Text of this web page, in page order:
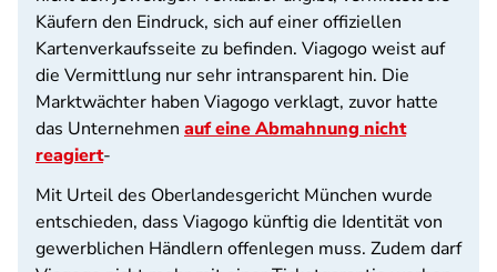
Käufern den Eindruck, sich auf einer offiziellen
Kartenverkaufsseite zu befinden. Viagogo weist auf
die Vermittlung nur sehr intransparent hin. Die
Marktwächter haben Viagogo verklagt, zuvor hatte
das Unternehmen auf eine Abmahnung nicht
reagiert-
Mit Urteil des Oberlandesgericht München wurde
entschieden, dass Viagogo künftig die Identität von
gewerblichen Händlern offenlegen muss. Zudem darf